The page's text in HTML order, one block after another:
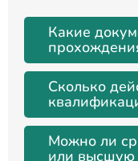
Какие
Сколько
Можно ли
или высшую